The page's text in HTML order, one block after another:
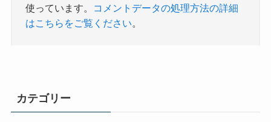
使っています。
コメントデータの処理方法の詳細
はこちらをご覧ください。
カテゴリー